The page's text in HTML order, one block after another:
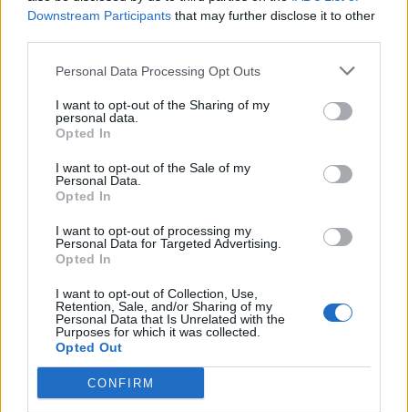
Downstream Participants that may further disclose it to other
Personal Data Processing Opt Outs
I want to opt-out of the Sharing of my
personal data.
Opted In
I want to opt-out of the Sale of my
Personal Data.
Opted In
I want to opt-out of processing my
Personal Data for Targeted Advertising.
Opted In
I want to opt-out of Collection, Use,
Retention, Sale, and/or Sharing of my
Personal Data that Is Unrelated with the
Purposes for which it was collected.
Opted Out
CONFIRM
συγκίνησης και της ταυτόχρονης πλεύσης προς την
αλήθεια της μουσικής.
To σύνολο ερμηνεύει πρωτότυπες συνθέσεις και
διασκευάζει, μεταξύ άλλων, μουσική των Radiohead,
Björk, Jamiroquai.
Λίγα λόγια για την Μαρία Λατσίνου και το
συγκρότημα της:
Η Μαρία Λατσίνου εμφανίστηκε σαν σόλο καλλιτέχνης
τον Φεβρουάριο του 2015 με το άλμπουμ «Μια Ανάσα
Δρόμος», το οποίο περιείχε τραγούδια του Χρήστου
προηγήθηκαν τακτικές ζωντανές εμφανίσεις οι οποίες